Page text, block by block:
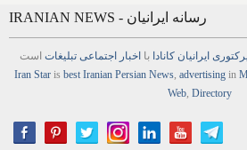
IRANIAN NEWS - رسانه ایرانیان
ایرانیان کانادا با اخبار اجتماعی تبلیغات است
Iran Staris best Iranian Persian News, advertisingin
Web, Directory